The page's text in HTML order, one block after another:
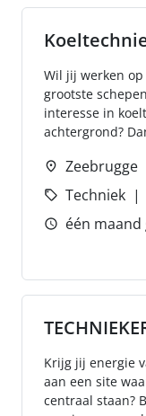
Wil jij werken
grootste
interesse in
achtergrond?
Zeebrugge
Techniek
één maand
Krijg jij energie
aan een site
centraal staan?